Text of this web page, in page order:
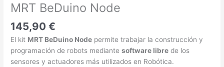
MRT BeDuino Node
145,90€
El kit MRT BeDuino Node permite trabajar la construcción y
programación de robots mediantesoftware libre de los
sensores y actuadores más utilizados en Robótica.